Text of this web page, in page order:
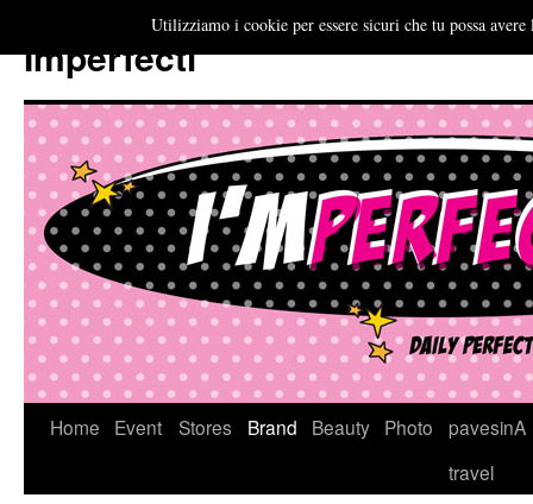
Imperfecti
VaiHome Event Stores Brand Beauty Photo
pavesinA
travel
Utilizziamo i cookie per essere sicuri che tu possa